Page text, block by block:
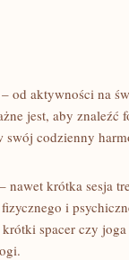
⁣od aktywności na
jest, aby
swój codzienny
nawet krótka ⁢sesja
i
spacer​ czy